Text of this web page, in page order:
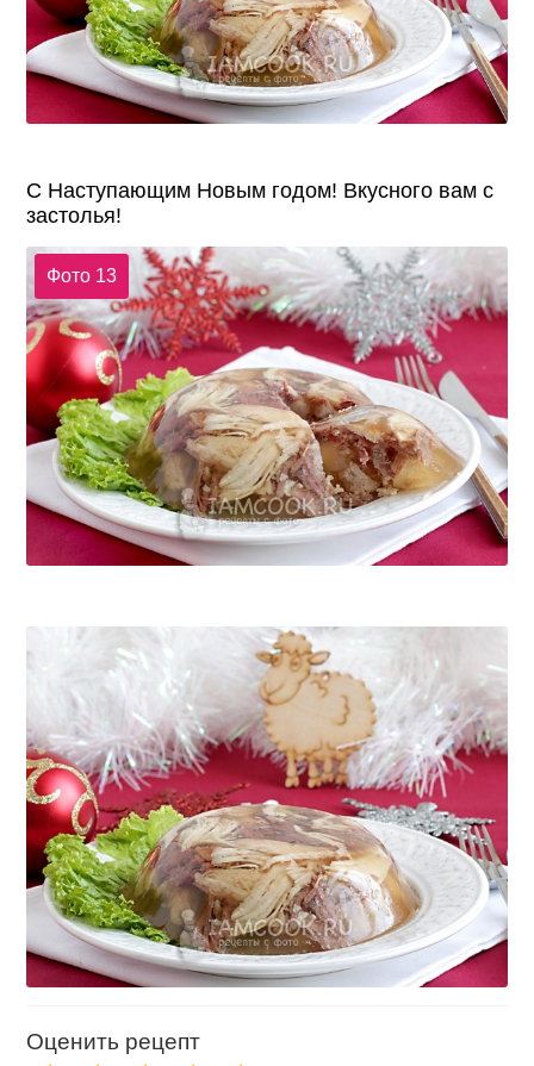
С Наступающим Новым годом! Вкусного вам с
застолья!
Фото 13
Оценить рецепт